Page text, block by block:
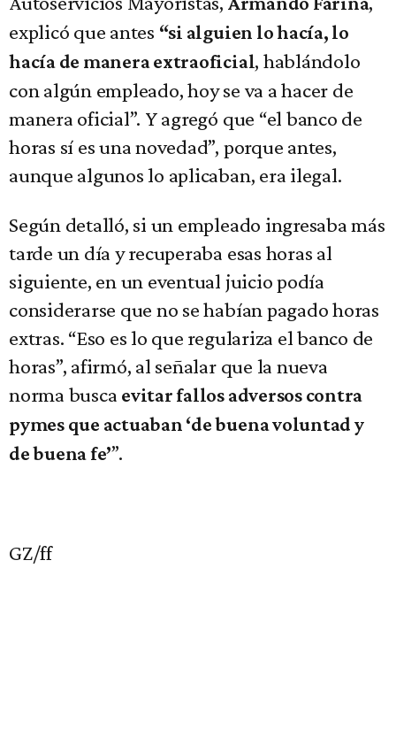
explicó que antes “si alguien lo hacía, lo
hacía de manera extraoficial, hablándolo
con algún empleado, hoy se va a hacer de
manera oficial”. Y agregó que “el banco de
horas sí es una novedad”, porque antes,
aunque algunos lo aplicaban, era ilegal.
Según detalló, si un empleado ingresaba más
tarde un día y recuperaba esas horas al
siguiente, en un eventual juicio podía
considerarse que no se habían pagado horas
extras. “Eso es lo que regulariza el banco de
horas”, afirmó, al señalar que la nueva
norma busca evitar fallos adversos contra
pymes que actuaban ‘de buena voluntad y
de buena fe’”.
GZ/ff